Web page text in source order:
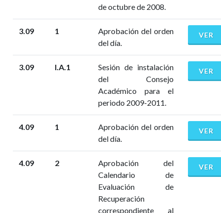
de octubre de 2008.
3.09 1
Aprobación del orden
del día.
VER
3.09 I.A.1
Sesión de instalación
del Consejo
Académico para el
periodo 2009-2011.
VER
4.09 1
Aprobación del orden
del día.
VER
4.09 2
Aprobación del
Calendario de
Evaluación de
Recuperación
correspondiente al
VER